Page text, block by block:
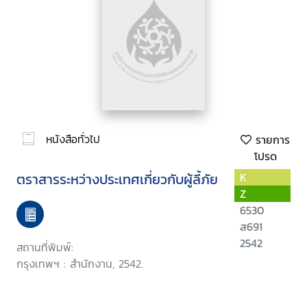
หนังสือทั่วไป
รายการ
โปรด
ตราสารระหว่างประเทศเกี่ยวกับผู้ลี้ภัย
สถานที่พิมพ์:
กรุงเทพฯ : สำนักงาน, 2542.
K
Z
6530
ส691
2542